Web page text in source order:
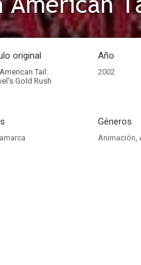
original
Tail:
Gold Rush
Año
2002
Géneros
Animación,